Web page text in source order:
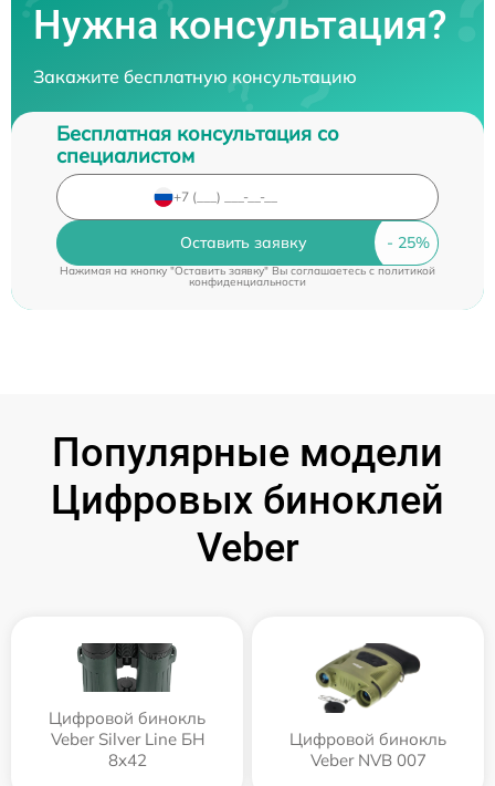
Нужна консультация?
Закажите бесплатную консультацию
Бесплатная консультация со
специалистом
Оставить заявку
Нажимая на кнопку "Оставить заявку" Вы соглашаетесь cполитикой
конфиденциальности
Популярные модели
Цифровых биноклей
Veber
Цифровой бинокль
Veber Silver Line БН
8x42
Цифровой бинокль
Veber NVB 007